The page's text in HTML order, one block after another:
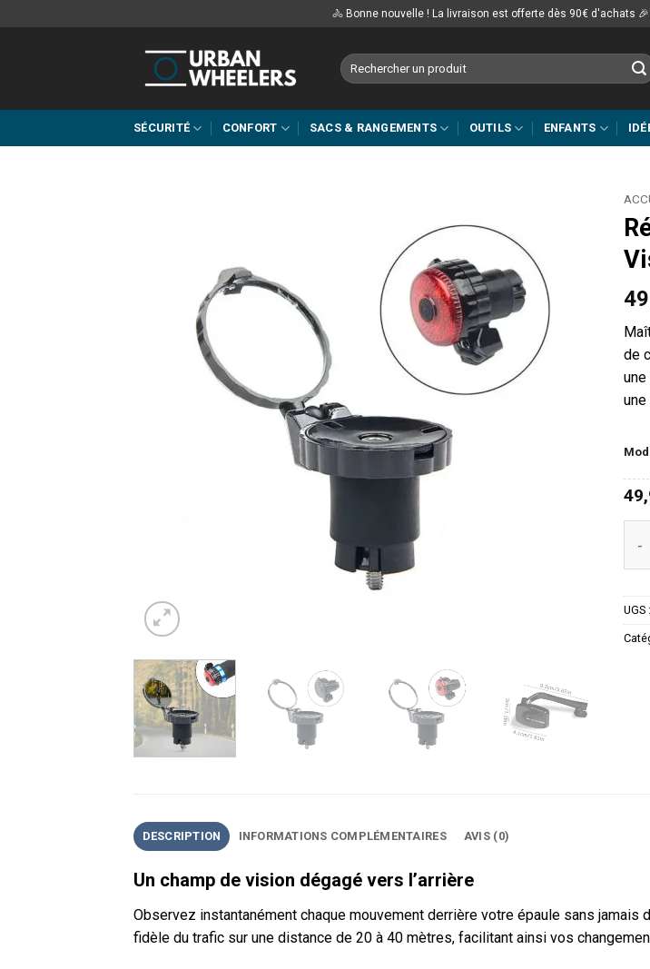
au
🚴 Bonne nouvelle ! La livraison est offerte dès 90€ d'achats
Recherche
pour :
SÉCURITÉ CONFORT SACS & RANGEMENTS OUTILS ENFANTS
de
UGS :
DESCRIPTION INFORMATIONS COMPLÉMENTAIRES AVIS (0)
Un champ de vision dégagé vers l’arrière
Observez instantanément chaque mouvement derrière votre épaule sans
fidèle du trafic sur une distance de 20 à 40 mètres, facilitant ainsi vos